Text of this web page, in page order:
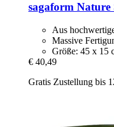
sagaform Nature
Aus
Massive
Größe: 45 x 15
€ 40,49
Gratis Zustellung bis